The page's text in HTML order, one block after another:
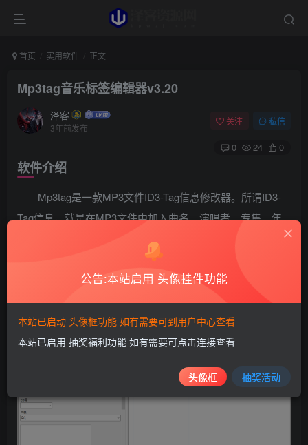
首页 实用软件 正文
Mp3tag音乐标签编辑器v3.20
泽客
3年前发布
关注 私信
0 24 0
软件介绍
Mp3tag是一款MP3文件ID3-Tag信息修改器。所谓ID3-
Tag信息，就是在MP3文件中加入曲名、演唱者、专集、年
公告:本站启用 头像挂件功能
本站已启动 头像框功能 如有需要可到用户中心查看
本站已启用 抽奖福利功能 如有需要可点击连接查看
头像框 抽奖活动